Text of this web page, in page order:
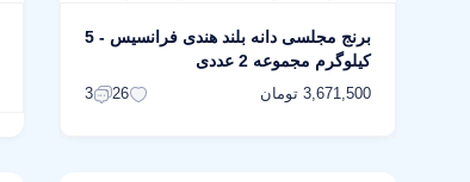
برنج مجلسی دانه بلند هندی فرانسیس - 5
کیلوگرم مجموعه 2 عددی
3,671,500 تومان 26
3